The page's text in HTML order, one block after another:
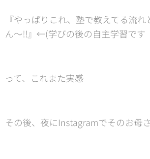
『やっぱりこれ、塾で教えてる流れ
ん〜‼️』←(学びの後の自主学習で
って、これまた実感😁
その後、夜にInstagramでそのお母